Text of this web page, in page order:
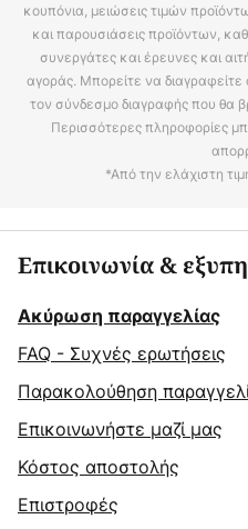
κουπόνια, μειώσεις τιμών
και παρουσιάσεις προϊόντων,
συνεργάτες και έρευνες και
αγοράς. Μπορείτε να
τον σύνδεσμο διαγραφής που θα
Περισσότερες πληροφορίες
*Από την ελάχιστη
Επικοινωνία &
Ακύρωση παραγγελίας
FAQ - Συχνές ερωτήσεις
Παρακολούθηση
Επικοινωνήστε μαζί μας
Κόστος αποστολής
Επιστροφές